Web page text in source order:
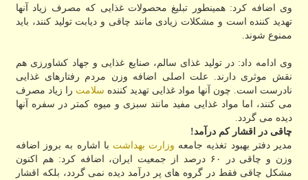
وی اضافه كرد: همینطور تبلیغ محصولات غذایی كه مصرف زیاد آنها
تهدید كننده است و مشكلات زیادی مانند چاقی و دیابت تولید كنند، باید
ممنوع شوند.
وی ادامه داد: در تولید غذای سالم، صنایع غذایی و جهاد كشاورزی هم
نقش موثری دارند. علت اصلی اضافه وزن مردم رفتارهای غذایی
نادرست است. چون آنها مواد غذایی تهدید كننده سلامت را زیاد مصرف
می كنند، اما مواد غذایی مفید مانند سبزی و میوه كمتر در سفره آنها
دیده می گردد.
چاقی در اقشار كم درآمد!
مدیر دفتر بهبود تغذیه جامعه وزارت بهداشت با اشاره به بروز اضافه
وزن و چاقی در ۶۰ درصد از جمعیت ایران، اضافه كرد: هم اكنون
مشكل چاقی فقط در گروه های پر درآمد دیده نمی گردد، بلكه اقشار